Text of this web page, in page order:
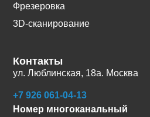
Фрезеровка
3D-сканирование
Контакты
ул. Люблинская, 18а. Москва
+7 926 061-04-13
Номер многоканальный